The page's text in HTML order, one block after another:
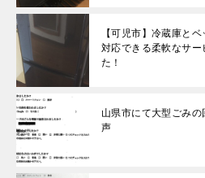
【可児市】冷蔵庫と
対応できる柔軟なサー
た！
山県市にて大型ごみ
声